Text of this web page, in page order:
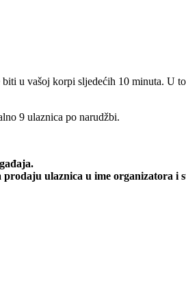
u vašoj korpi sljedećih 10 minuta. U
9 ulaznica po narudžbi.
ulaznica u ime organizatora